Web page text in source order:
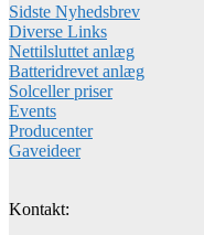
Sidste Nyhedsbrev
Diverse Links
Nettilsluttet anlæg
Batteridrevet anlæg
Solceller priser
Events
Producenter
Gaveideer
Kontakt: